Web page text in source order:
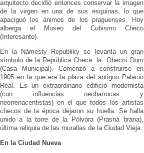
arquitecto decidió entonces conservar la imagen
de la virgen en una de sus esquinas, lo que
apaciguó los ánimos de los praguenses. Hoy
alberga el Museo del Cubismo Checo
(Interesante).
En la Námesty Republiky se levanta un gran
símbolo de la República Checa: la Obecní Dum
(Casa Municipal). Comenzó a construirse en
1905 en la que era la plaza del antiguo Palacio
Real. Es un extraordinario edificio modernista
(con influencias neobarrocas y
neorrenacentistas) en el que todos los artistas
checos de la época dejaron su huella. Se halla
unido a la torre de la Pólvora (Prasná brána),
última reliquia de las murallas de la Ciudad Vieja.
En la Ciudad Nueva